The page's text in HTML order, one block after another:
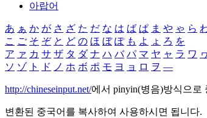
아랍어
あ ぁ か が さ ざ た だ な は ば ぱ ま や ゃ ら
こ ご そ ぞ と ど の ほ ぼ ぽ も よ ょ ろ を
ア ァ カ サ ザ タ ダ ナ ハ バ パ マ ヤ ャ ラ ワ ヮ
ソ ゾ ト ド ノ ホ ボ ポ モ ヨ ョ ロ ヲ ―
http://chineseinput.net/에서 pinyin(병음)방식으로
변환된 중국어를 복사하여 사용하시면 됩니다.